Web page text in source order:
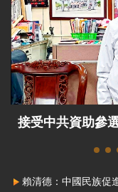
接受中共資助參
賴清德：中國民族促